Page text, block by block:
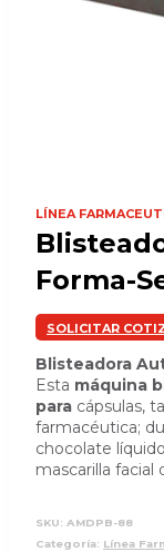
LÍNEA
Forma-
SOLICITAR
Blisteadora
Esta máquina
para cápsulas,
farmacéutica;
chocolate
mascarilla
SKU: AMDPB-88
Categoría: Línea